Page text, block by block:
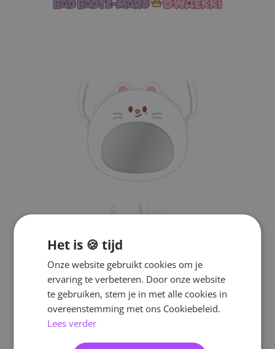
Het is 🍪 tijd
Onze website gebruikt cookies om je
ervaring te verbeteren. Door onze website
te gebruiken, stem je in met alle cookies in
overeenstemming met ons Cookiebeleid.
Lees verder